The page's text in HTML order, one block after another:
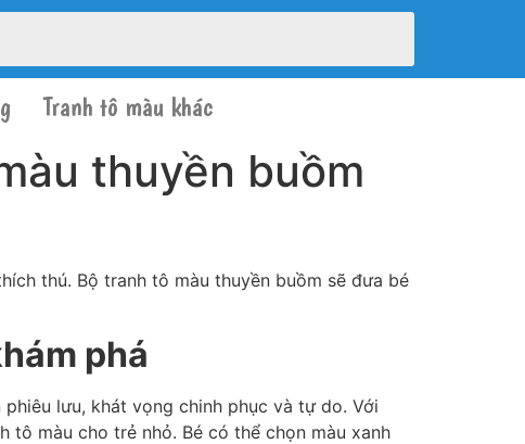
Tranh tô màu khác
thuyền buồm
thú. Bộ tranh tô màu thuyền buồm sẽ đưa bé
phá
lưu, khát vọng chinh phục và tự do. Với
tô màu cho trẻ nhỏ. Bé có thể chọn màu xanh